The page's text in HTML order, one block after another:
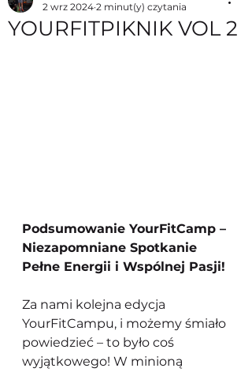
YOURFITPIKNIK VOL 2
2 wrz 2024 2 minut(y) czytania
Podsumowanie YourFitCamp –
Niezapomniane Spotkanie
Pełne Energii i Wspólnej Pasji!
Za nami kolejna edycja
YourFitCampu, i możemy śmiało
powiedzieć – to było coś
wyjątkowego! W minioną